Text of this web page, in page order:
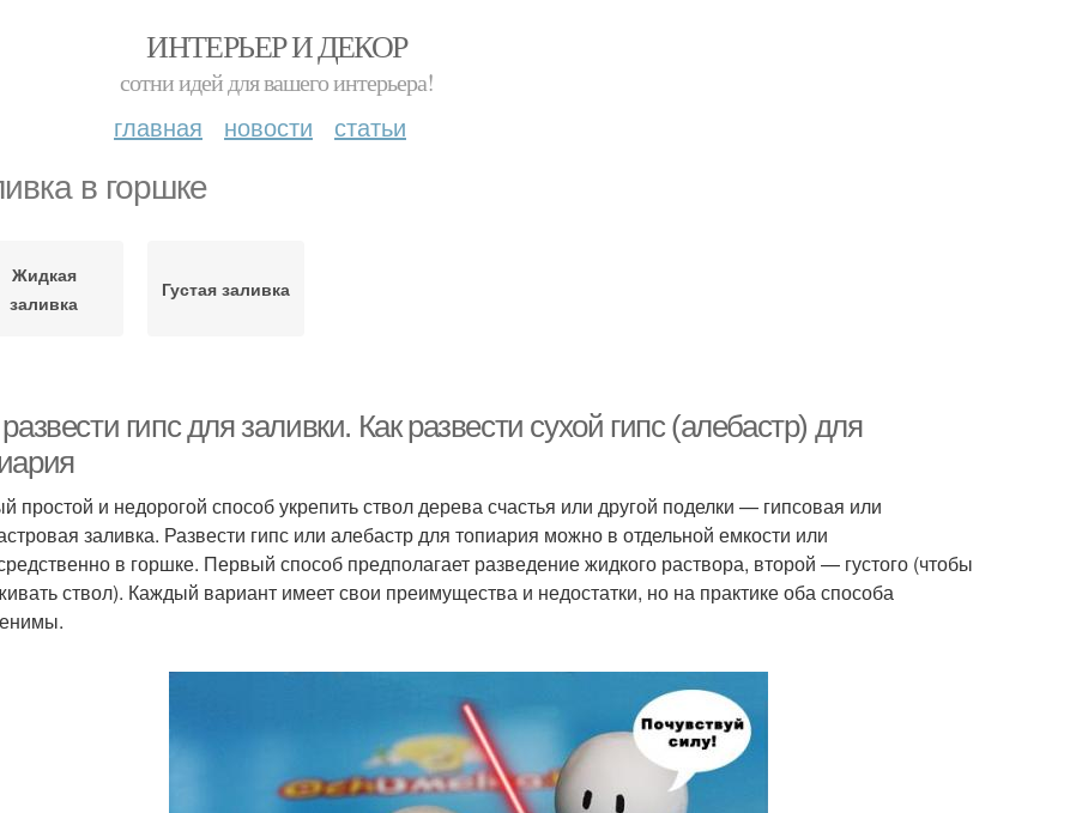
ИНТЕРЬЕР И ДЕКОР
сотни идей для вашего интерьера!
главная новости статьи
в горшке
Жидкая
заливка
Густая заливка
гипс для заливки. Как развести сухой гипс (алебастр) для
простой и недорогой способ укрепить ствол дерева счастья или другой поделки — гипсовая или
заливка. Развести гипс или алебастр для топиария можно в отдельной емкости или
в горшке. Первый способ предполагает разведение жидкого раствора, второй — густого (чтобы
ствол). Каждый вариант имеет свои преимущества и недостатки, но на практике оба способа